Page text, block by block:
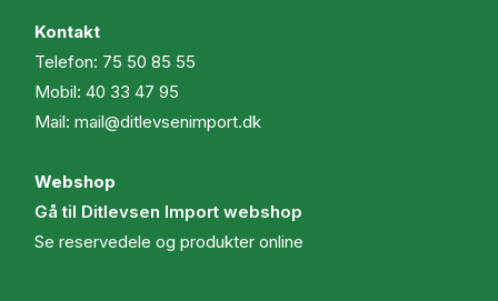
Kontakt
Telefon: 75 50 85 55
Mobil: 40 33 47 95
Mail: mail@ditlevsenimport.dk
Webshop
Gå til Ditlevsen Import webshop
Se reservedele og produkter online